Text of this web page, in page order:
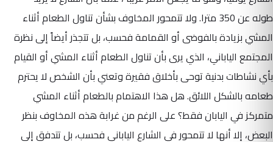
طوله عن 350 مترا. ولا تتمحور المخاوف بشأن تناول الطعام أثناء
المشي بزيادة بالفوضى أو القمامة فحسب، بل تتجذر أيضاً إلى نظرة
المجتمع الياباني، الذي يرى بأن تناول الطعام أثناء المشي أو القيام
بأي نشاطات بدنية توحى بأخلاق فقيرة وتعني بأن الشخص لا يحترم
طعامه بالشكل اللائق. هل هذا الاهتمام بالطعام أثناء المشي
متمركز في اليابان فقط؟ على الرغم من غرابة هذه المخاوف بنظر
البعض، إلا أنها لا تتمحور في الشارع الياباني فحسب، بل تتدفق إلى